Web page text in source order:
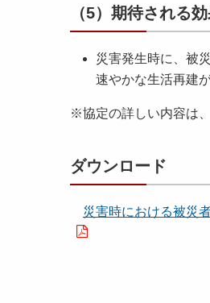
（5）期待される
災害発生時に、被
速やかな生活再建
※協定の詳しい内容は
ダウンロード
災害時における被災